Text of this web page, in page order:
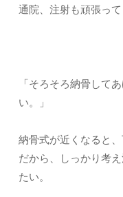
通院、注射も頑張って
「そろそろ納骨して
い。」
納骨式が近くなると
だから、しっかり考
たい。